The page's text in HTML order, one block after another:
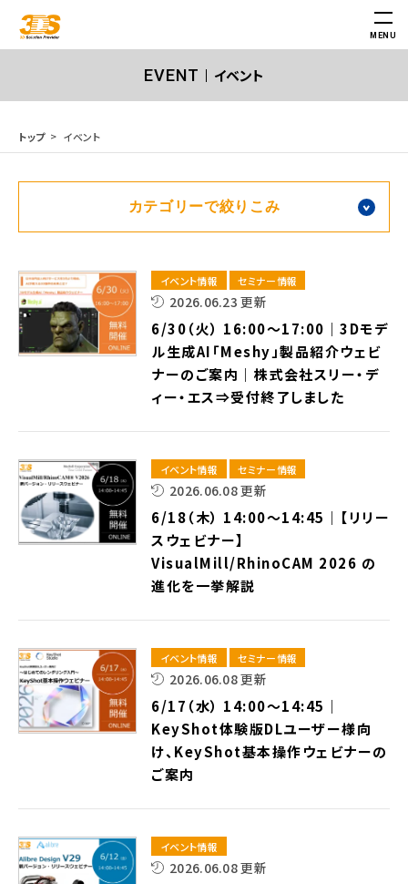
MENU
EVENT イベント
トップ イベント
イベント情報 セミナー情報
2026.06.23 更新
6/30（火） 16:00～17:00｜3Dモデ
ル生成AI「Meshy」製品紹介ウェビ
ナーのご案内｜株式会社スリー・デ
ィー・エス⇒受付終了しました
イベント情報 セミナー情報
2026.06.08 更新
6/18（木） 14:00～14:45｜【リリー
スウェビナー】
VisualMill/RhinoCAM 2026 の
進化を一挙解説
イベント情報 セミナー情報
2026.06.08 更新
6/17（水） 14:00～14:45｜
KeyShot体験版DLユーザー様向
け、KeyShot基本操作ウェビナーの
ご案内
イベント情報
2026.06.08 更新